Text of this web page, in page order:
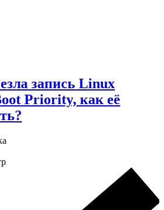
запись Linux
Priority, как её